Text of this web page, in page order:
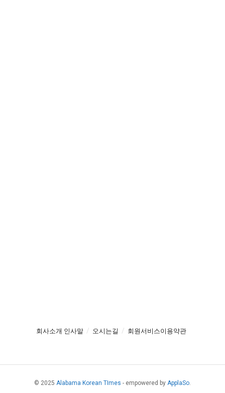
회사소개 인사말 오시는길 회원서비스이용약관
© 2025 Alabama Korean TImes - empowered by ApplaSo.